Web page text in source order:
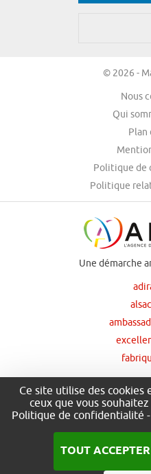
© 2026 -
Nous
Qui
Plan
Politique de
Politique
Une démarche
Nos
Ce site utilise des cookies
ceux que vous souhaitez
Politique de confidentialité -
TOUT ACCEPTER